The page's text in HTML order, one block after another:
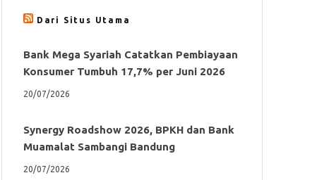
Dari Situs Utama
Bank Mega Syariah Catatkan Pembiayaan
Konsumer Tumbuh 17,7% per Juni 2026
20/07/2026
Synergy Roadshow 2026, BPKH dan Bank
Muamalat Sambangi Bandung
20/07/2026